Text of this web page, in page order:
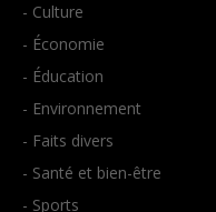
- Culture
- Économie
- Éducation
- Environnement
- Faits divers
- Santé et bien-être
- Sports